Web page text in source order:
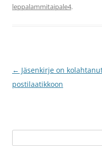
leppalammitaipale4.
Artikkelien
selaus
← Jäsenkirje on
postilaatikkoon